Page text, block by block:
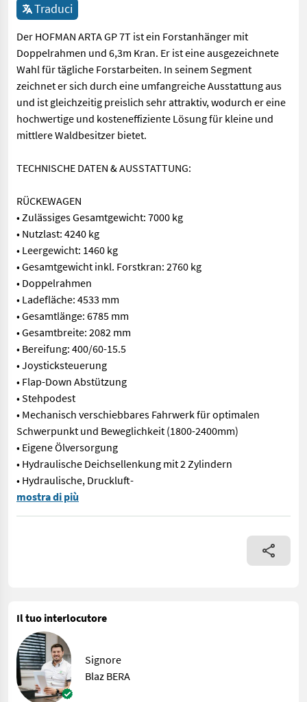
Traduci
Der HOFMAN ARTA GP 7T ist ein Forstanhänger mit
Doppelrahmen und 6,3m Kran. Er ist eine ausgezeichnete
Wahl für tägliche Forstarbeiten. In seinem Segment
zeichnet er sich durch eine umfangreiche Ausstattung aus
und ist gleichzeitig preislich sehr attraktiv, wodurch er eine
hochwertige und kosteneffiziente Lösung für kleine und
mittlere Waldbesitzer bietet.
TECHNISCHE DATEN & AUSSTATTUNG:
RÜCKEWAGEN
• Zulässiges Gesamtgewicht: 7000 kg
• Nutzlast: 4240 kg
• Leergewicht: 1460 kg
• Gesamtgewicht inkl. Forstkran: 2760 kg
• Doppelrahmen
• Ladefläche: 4533 mm
• Gesamtlänge: 6785 mm
• Gesamtbreite: 2082 mm
• Bereifung: 400/60-15.5
• Joysticksteuerung
• Flap-Down Abstützung
• Stehpodest
• Mechanisch verschiebbares Fahrwerk für optimalen
Schwerpunkt und Beweglichkeit (1800-2400mm)
• Eigene Ölversorgung
• Hydraulische Deichsellenkung mit 2 Zylindern
• Hydraulische, Druckluft-
Der HOFMAN ARTA GP 7T ist ein Forstanhänger mit
mostra di più
Il tuo interlocutore
Signore
Blaz BERA